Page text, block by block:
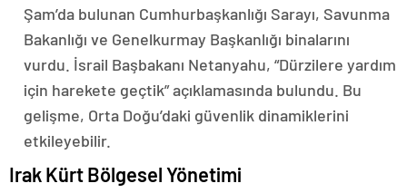
Şam’da bulunan Cumhurbaşkanlığı Sarayı, Savunma
Bakanlığı ve Genelkurmay Başkanlığı binalarını
vurdu. İsrail Başbakanı Netanyahu, “Dürzilere yardım
için harekete geçtik” açıklamasında bulundu. Bu
gelişme, Orta Doğu’daki güvenlik dinamiklerini
etkileyebilir.
Irak Kürt Bölgesel Yönetimi